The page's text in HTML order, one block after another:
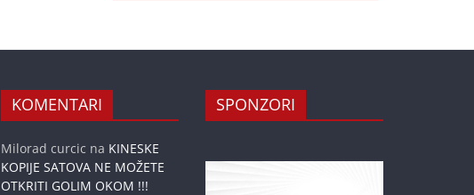
KOMENTARI
Milorad curcic na KINESKE
KOPIJE SATOVA NE MOŽETE
OTKRITI GOLIM OKOM !!!
SPONZORI